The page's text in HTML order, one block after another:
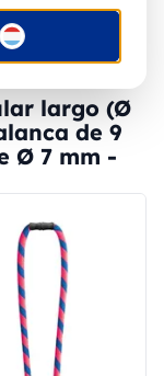
largo (Ø
de 9
Ø 7 mm -